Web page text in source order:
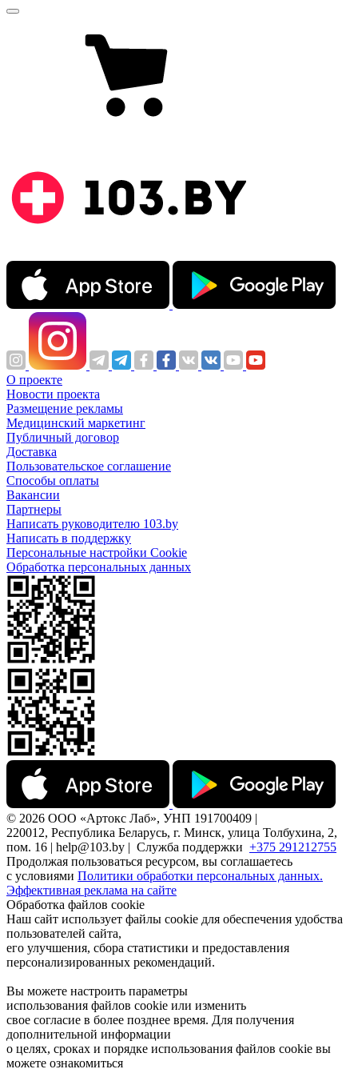
О проекте
Новости проекта
Размещение рекламы
Медицинский маркетинг
Публичный договор
Доставка
Пользовательское соглашение
Способы оплаты
Вакансии
Партнеры
Написать руководителю 103.by
Написать в поддержку
Персональные настройки Cookie
Обработка персональных данных
© 2026 ООО «Артокс Лаб», УНП 191700409 |
220012, Республика Беларусь, г. Минск, улица Толбухина, 2,
пом. 16 | help@103.by | Служба поддержки +375 291212755
Продолжая пользоваться ресурсом, вы соглашаетесь
с условиями Политики обработки персональных данных.
Эффективная реклама на сайте
Обработка файлов cookie
Наш сайт использует файлы cookie для обеспечения удобства
пользователей сайта,
его улучшения, сбора статистики и предоставления
персонализированных рекомендаций.
Вы можете настроить параметры
использования файлов cookie или изменить
свое согласие в более позднее время. Для получения
дополнительной информации
о целях, сроках и порядке использования файлов cookie вы
можете ознакомиться